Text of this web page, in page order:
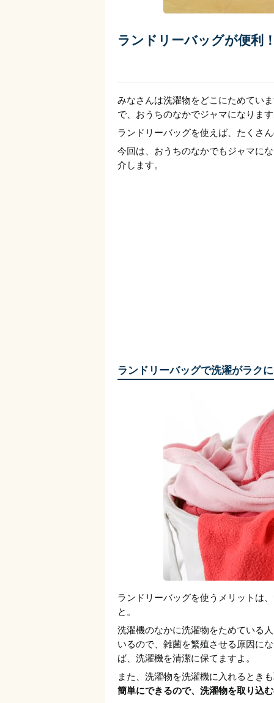
ランドリーバッグが便利
みなさんは洗濯物をどこにためてい
で、おうちのなかでジャマになりま
ランドリーバッグを使えば、たくさ
今回は、おうちのなかでもジャマに
介します。
ランドリーバッグで洗濯がラク
ランドリーバッグを使うメリットは、
と。
洗濯機のなかに洗濯物をためている
いるので、雑菌を繁殖させる原因に
ば、洗濯機を清潔に保てますよ。
また、洗濯物を洗濯機に入れるとき
簡単にできるので、洗濯物を取り込